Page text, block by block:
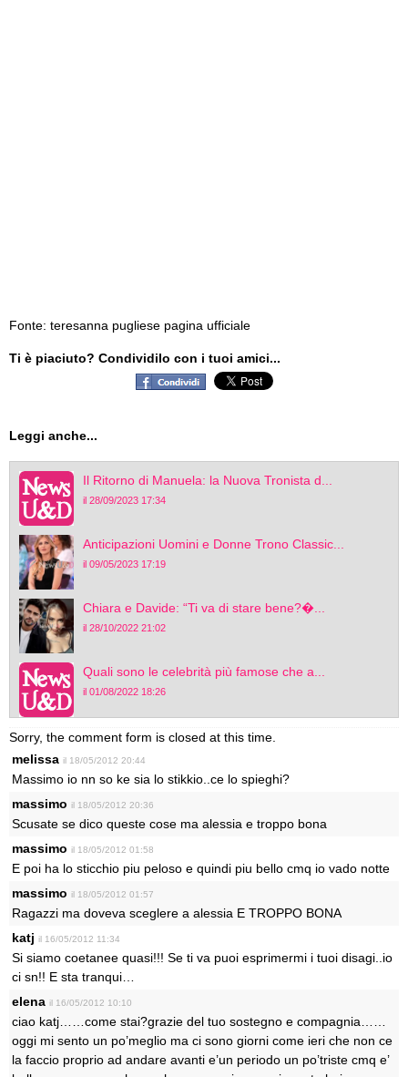
Fonte: teresanna pugliese pagina ufficiale
Ti è piaciuto? Condividilo con i tuoi amici...
Leggi anche...
Il Ritorno di Manuela: la Nuova Tronista d...
il 28/09/2023 17:34
Anticipazioni Uomini e Donne Trono Classic...
il 09/05/2023 17:19
Chiara e Davide: “Ti va di stare bene?�...
il 28/10/2022 21:02
Quali sono le celebrità più famose che a...
il 01/08/2022 18:26
Sorry, the comment form is closed at this time.
melissa il 18/05/2012 20:44
Massimo io nn so ke sia lo stikkio..ce lo spieghi?
massimo il 18/05/2012 20:36
Scusate se dico queste cose ma alessia e troppo bona
massimo il 18/05/2012 01:58
E poi ha lo sticchio piu peloso e quindi piu bello cmq io vado notte
massimo il 18/05/2012 01:57
Ragazzi ma doveva sceglere a alessia E TROPPO BONA
katj il 16/05/2012 11:34
Si siamo coetanee quasi!!! Se ti va puoi esprimermi i tuoi disagi..io
ci sn!! E sta tranqui…
elena il 16/05/2012 10:10
ciao katj……come stai?grazie del tuo sostegno e compagnia……
oggi mi sento un po’meglio ma ci sono giorni come ieri che non ce
la faccio proprio ad andare avanti e’un periodo un po’triste cmq e’